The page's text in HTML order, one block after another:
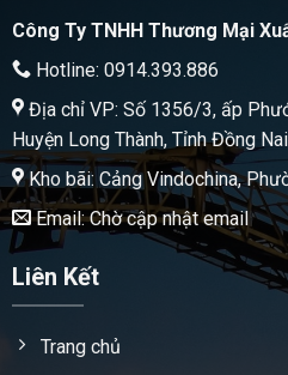
Công Ty TNHH Thương Mại
Hotline: 0914.393.886
Địa chỉ VP: Số 1356/3, ấp
Huyện Long Thành, Tỉnh Đồng Nai
Kho bãi: Cảng Vindochina,
Email: Chờ cập nhật email
Liên Kết
Trang chủ